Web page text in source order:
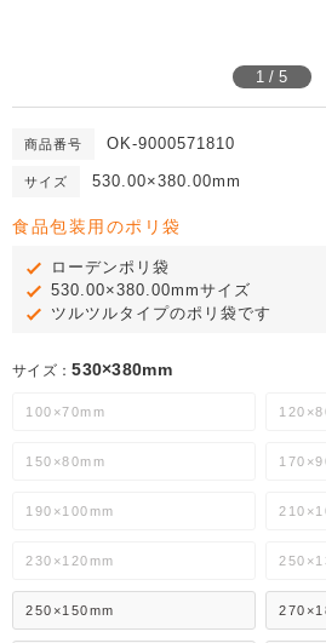
1 / 5
商品番号 OK-9000571810
サイズ 530.00×380.00mm
食品包装用のポリ袋
ローデンポリ袋
530.00×380.00mmサイズ
ツルツルタイプのポリ袋です
サイズ：530×380mm
100×70mm
150×80mm
190×100mm
230×120mm
250×150mm